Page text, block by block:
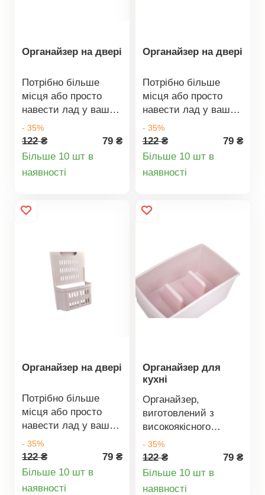
Органайзер на двері
Потрібно більше
місця або просто
навести лад у ваших
сховищах? Ви
можете розмістити
органайзер не тільки
шафи, а й у ванній
т.д.Монтаж займає
всього хвилину за
стрічок. Матеріал
пластик, колір білий.
Розміри: 270 х 95 х
380 мм.
- 35%
122 ₴
79 ₴
Більше 10 шт в
наявності
Органайзер на двері
Потрібно більше
місця або просто
навести лад у ваших
сховищах? Ви
можете розмістити
органайзер не тільки
шафи, а й у ванній
т.д.Монтаж займає
всього хвилину за
двосторонніх клейких
стрічок. Матеріал
пластик, колір білий.
Розміри: 270 х 95 х
380 мм.
- 35%
122 ₴
79 ₴
Більше 10 шт в
наявності
Органайзер на двері
Потрібно більше
місця або просто
навести лад у ваших
сховищах? Ви
можете розмістити
органайзер не тільки
- 35%
122 ₴
79 ₴
Більше 10 шт в
наявності
Органайзер для
кухні
Органайзер,
виготовлений з
високоякісного
пластику, можна
використовувати в
побуті по-різному. Він
- 35%
122 ₴
79 ₴
Більше 10 шт в
наявності